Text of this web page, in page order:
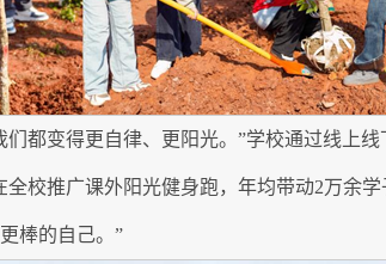
都变得更自律、更阳光。”学校通过线上线
校推广课外阳光健身跑，年均带动2万余
棒的自己。”